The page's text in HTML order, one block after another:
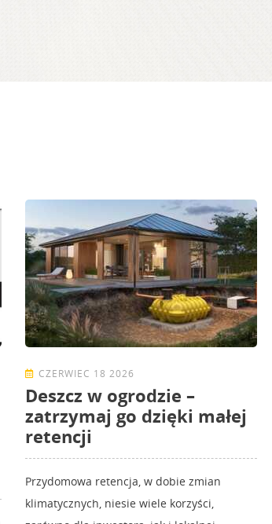
CZERWIEC 18 2026
Deszcz w ogrodzie –
zatrzymaj go dzięki małej
retencji
Przydomowa retencja, w dobie zmian
klimatycznych, niesie wiele korzyści,